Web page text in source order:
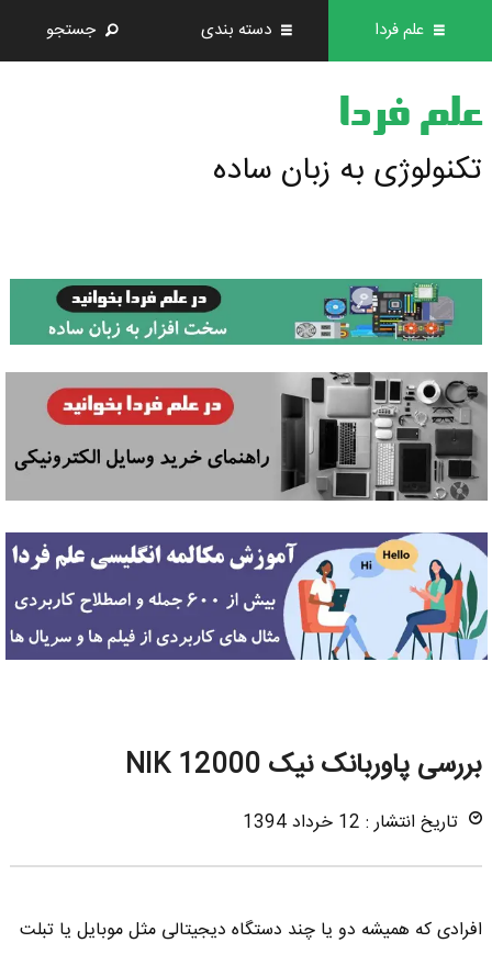
علم فردا دسته بندی جستجو
علم فردا
تکنولوژی به زبان ساده
بررسی پاوربانک نیک NIK 12000
تاریخ انتشار : 12 خرداد 1394
افرادی که همیشه دو یا چند دستگاه دیجیتالی مثل موبایل یا تبلت